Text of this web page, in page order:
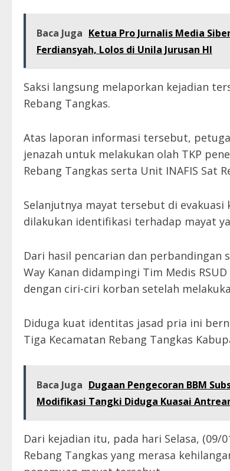
Baca Juga Ketua Pro Jurnalis Media
Ferdiansyah, Lolos di Unila Jurusan HI
Saksi langsung melaporkan kejadian
Rebang Tangkas.
Atas laporan informasi tersebut,
jenazah untuk melakukan olah TKP
Rebang Tangkas serta Unit INAFIS Sat
Selanjutnya mayat tersebut di evakuasi
dilakukan identifikasi terhadap mayat
Dari hasil pencarian dan perbandingan
Way Kanan didampingi Tim Medis
dengan ciri-ciri korban setelah
Diduga kuat identitas jasad pria ini
Tiga Kecamatan Rebang Tangkas
Baca Juga Dugaan Pengecoran BBM
Modifikasi Tangki Diduga Kuasai
Dari kejadian itu, pada hari Selasa,
Rebang Tangkas yang merasa